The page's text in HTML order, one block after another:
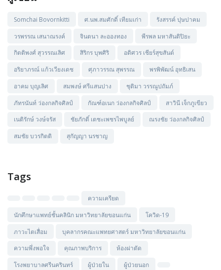
Somchai Bovornkitti ศ.นพ.สมศักดิ์ เทียมเก่า
รังสรรค์ ปุษปาคม
วรพรรณ เสนาณรงค์
จินตนา ละอองทอง
พีรพล มหาสันติปิยะ
กิตติพงศ์ สุวรรณเลิศ
สิริกร บุพศิริ
อดิศวร เชียร์สุขสันต์
อริยาภรณ์ แก้วเวียงเดช
ศุภาวรรณ สุพรรณ
พรพิพัฒน์ อุทธิเสน
อาคม บุญเลิศ
สมพงษ์ ศรีแสนปาง
ชุติมา วรรณูปถัมภ์
ภัทรนันท์ ว่องกลกิจศิลป์
กัณฑ์อเนก ว่องกลกิจศิลป์
สาวินี เจ็กภูเขียว
เนติรักษ์ วงษ์จรัส
ชัยภักดิ์ เตชะเพชรไพบูลย์
ณรงชัย ว่องกลกิจศิลป์
สมชัย บวรกิตติ
สุกัญญา นรชาญ
Tags
ความเครียด
นักศึกษาแพทย์ชั้นคลินิก มหาวิทยาลัยขอนแก่น
โควิด-19
ภาวะไตเสื่อม
บุคลากรคณะแพทยศาสตร์ มหาวิทยาลัยขอนแก่น
ความพึ่งพอใจ
คุณภาพบริการ
ห้องผ่าตัด
โรงพยาบาลศรีนครินทร์
ผู้ป่วยใน
ผู้ป่วยนอก